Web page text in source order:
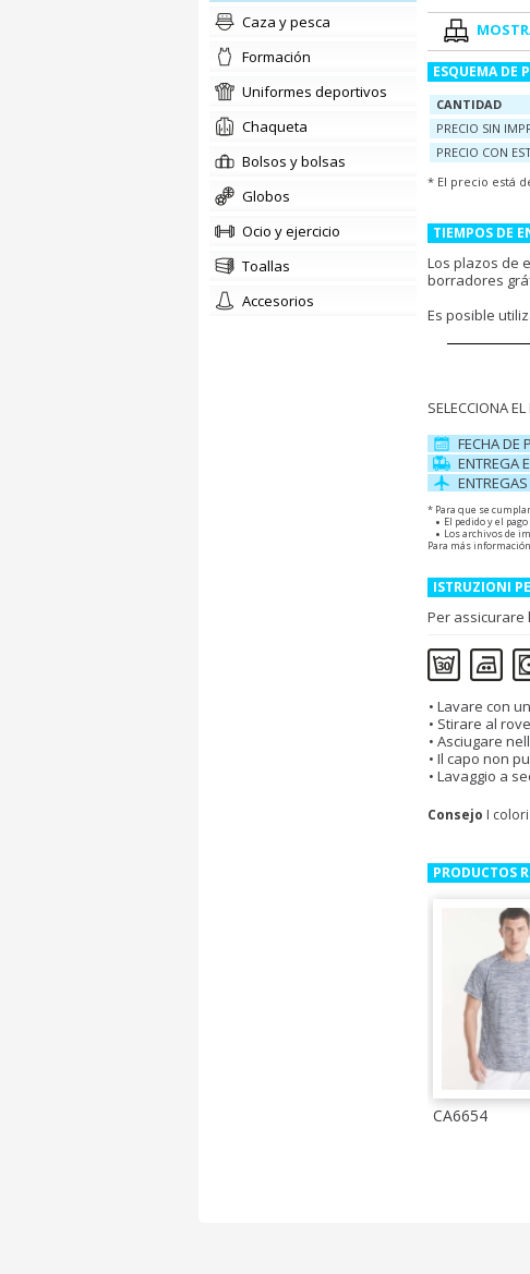
Caza y pesca
formación
uniformes deportivos
chaqueta
bolsos y bolsas
globos
Ocio y ejercicio
toallas
accesorios
ESQUEMA DE
CANTIDAD
PRECIO SIN
PRECIO CON
* El precio está
TIEMPOS DE
Los plazos de
borradores
Es posible
SELECCIONA
FECHA DE
ENTREGA
* Para que se
El pedido y el
Los archivos de
Para más
ISTRUZIONI
Per assicurare
Lavare con
Stirare al
Asciugare
Il capo non
Lavaggio a
Consejo I
PRODUCTOS
CA6654